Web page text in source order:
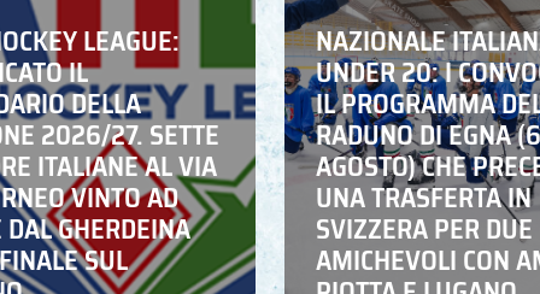
LEAGUE:
IL
DELLA
2026/27. SETTE
ITALIANE AL VIA
VINTO AD
GHERDEINA
SUL
NAZIONALE
UNDER 20: I
IL PROGRAMMA
RADUNO DI EGNA
AGOSTO) CHE
UNA TRASFERTA IN
SVIZZERA PER DUE
AMICHEVOLI CON